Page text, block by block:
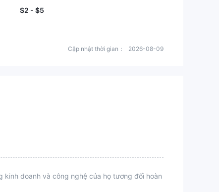
$2 - $5
Cập nhật thời gian： 2026-08-09
doanh và công nghệ của họ tương đối hoàn